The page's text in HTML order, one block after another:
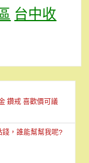
台中收
鑽戒 喜歡價可議
，誰能幫幫我呢?